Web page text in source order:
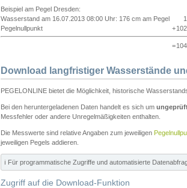
Beispiel am Pegel Dresden:
Wasserstand am 16.07.2013 08:00 Uhr: 176 cm am Pegel
Pegelnullpunkt
+
=
Download langfristiger Wasserstände
PEGELONLINE bietet die Möglichkeit, historische
Bei den heruntergeladenen Daten handelt es sich um
Messfehler oder andere Unregelmäßigkeiten enthalten.
Die Messwerte sind relative Angaben zum jeweiligen
jeweiligen Pegels addieren.
ℹ️ Für programmatische Zugriffe und automatisierte
Zugriff auf die Download-Funktion